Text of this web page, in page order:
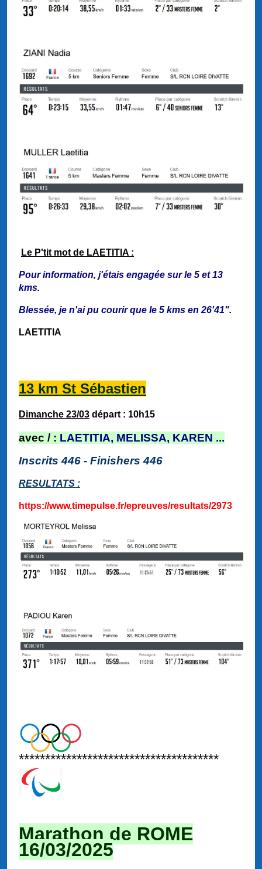
Le P'tit mot de LAETITIA :
Pour information, j'étais engagée sur le 5 et 13
kms.
Blessée, je n'ai pu courir que le 5 kms en 26'41".
LAETITIA
13 km St Sébastien
Dimanche 23/03 départ : 10h15
avec / : LAETITIA, MELISSA, KAREN ...
Inscrits 446 - Finishers 446
RESULTATS :
https://www.timepulse.fr/epreuves/resultats/2973
**************************************
Marathon de ROME
16/03/2025